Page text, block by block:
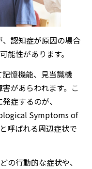
認知症が原因の場合
能性があります。
憶機能、見当識機
があらわれます。こ
症するのが、
Symptoms of
呼ばれる周辺症状で
の行動的な症状や、